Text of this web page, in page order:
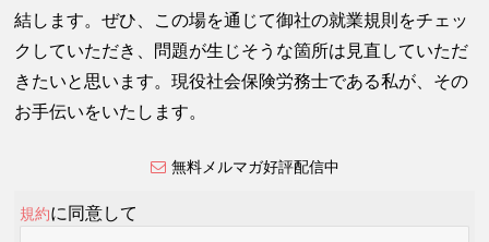
結します。ぜひ、この場を通じて御社の就業規則をチェッ
クしていただき、問題が生じそうな箇所は見直していただ
きたいと思います。現役社会保険労務士である私が、その
お手伝いをいたします。
無料メルマガ好評配信中
規約に同意して